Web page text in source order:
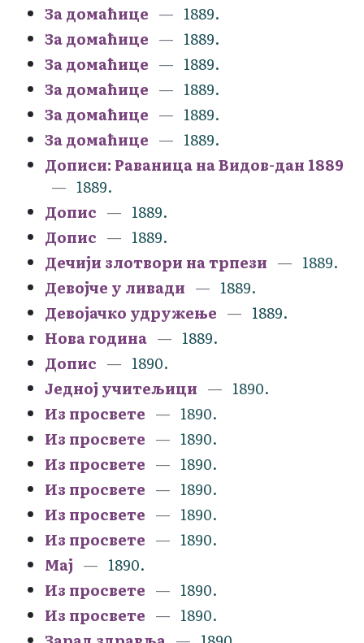
За домаћице
1889.
За домаћице
1889.
За домаћице
1889.
За домаћице
1889.
За домаћице
1889.
За домаћице
1889.
Дописи: Раваница на Видов-дан 1889
1889.
Допис
1889.
Допис
1889.
Дечији злотвори на трпези
1889.
Девојче у ливади
1889.
Девојачко удружење
1889.
Нова година
1889.
Допис
1890.
Једној учитељици
1890.
Из просвете
1890.
Из просвете
1890.
Из просвете
1890.
Из просвете
1890.
Из просвете
1890.
Из просвете
1890.
Мај
1890.
Из просвете
1890.
Из просвете
1890.